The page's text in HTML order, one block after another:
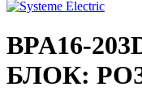
BPA16-
БЛОК: